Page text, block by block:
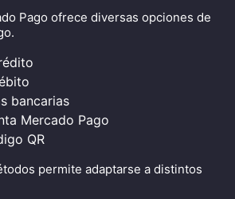
Pago ofrece diversas opciones de
bancarias
Mercado Pago
QR
permite adaptarse a distintos